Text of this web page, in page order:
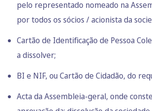
pelo representado nomeado na
por todos os sócios / acionista da
Cartão de Identificação de Pessoa
a dissolver;
BI e NIF, ou Cartão de Cidadão, do
Acta da Assembleia-geral, onde